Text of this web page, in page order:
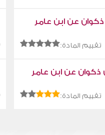
ذكوان عن ابن عامر
تقييم المادة:
ذكوان عن ابن عامر
تقييم المادة: